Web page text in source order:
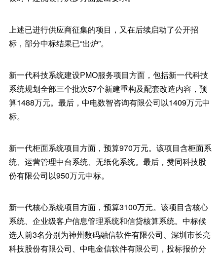
上述已进行供应商征集的项目，又在后续启动了公开招
标，部分中标结果已“出炉”。
新一代科技系统建设PMO服务项目方面，包括新一代科技
系统规划全部三个批次57个新建重构及配套改造内容，预
算1488万元。最后，中电数智咨询有限公司以1409万元中
标。
新一代柜面系统项目方面，预算970万元。该项目含柜面系
统、运营管理中台系统、无纸化系统。最后，赞同科技股
份有限公司以950万元中标。
新一代核心系统项目方面，预算3100万元。该项目含核心
系统、企业级客户信息管理系统和信贷核算系统。中标候
选人前3名分别为神州数码融信软件有限公司、深圳市长亮
科技股份有限公司、中电金信软件有限公司，投标报价分